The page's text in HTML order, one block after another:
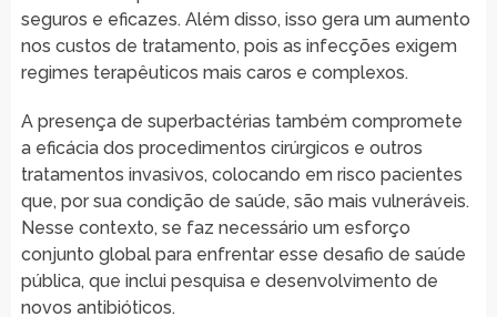
seguros e eficazes. Além disso, isso gera um aumento
nos custos de tratamento, pois as infecções exigem
regimes terapêuticos mais caros e complexos.
A presença de superbactérias também compromete
a eficácia dos procedimentos cirúrgicos e outros
tratamentos invasivos, colocando em risco pacientes
que, por sua condição de saúde, são mais vulneráveis.
Nesse contexto, se faz necessário um esforço
conjunto global para enfrentar esse desafio de saúde
pública, que inclui pesquisa e desenvolvimento de
novos antibióticos.